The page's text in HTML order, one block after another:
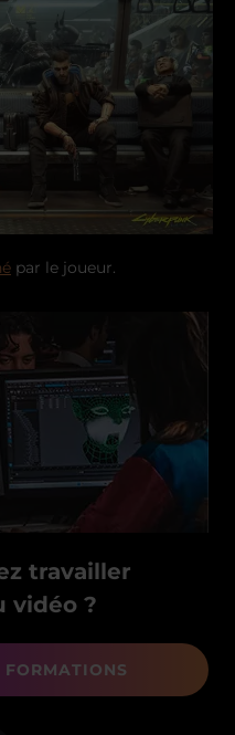
travailler
vidéo ?
par le joueur.